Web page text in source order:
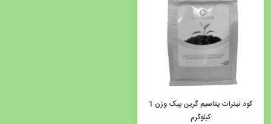
کود نیترات پتاسیم گرین پیک وزن 1
کیلوگرم